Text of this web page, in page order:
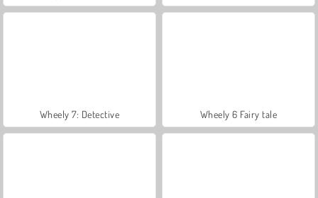
Wheely 7: Detective Wheely 6 Fairy tale